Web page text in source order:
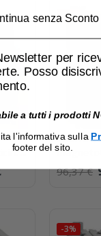
-3%
4 Poli
96,37 €
-3%
senza Sconto
email per
Posso
a tutti i prodotti
l'informativa sulla
footer del sito.